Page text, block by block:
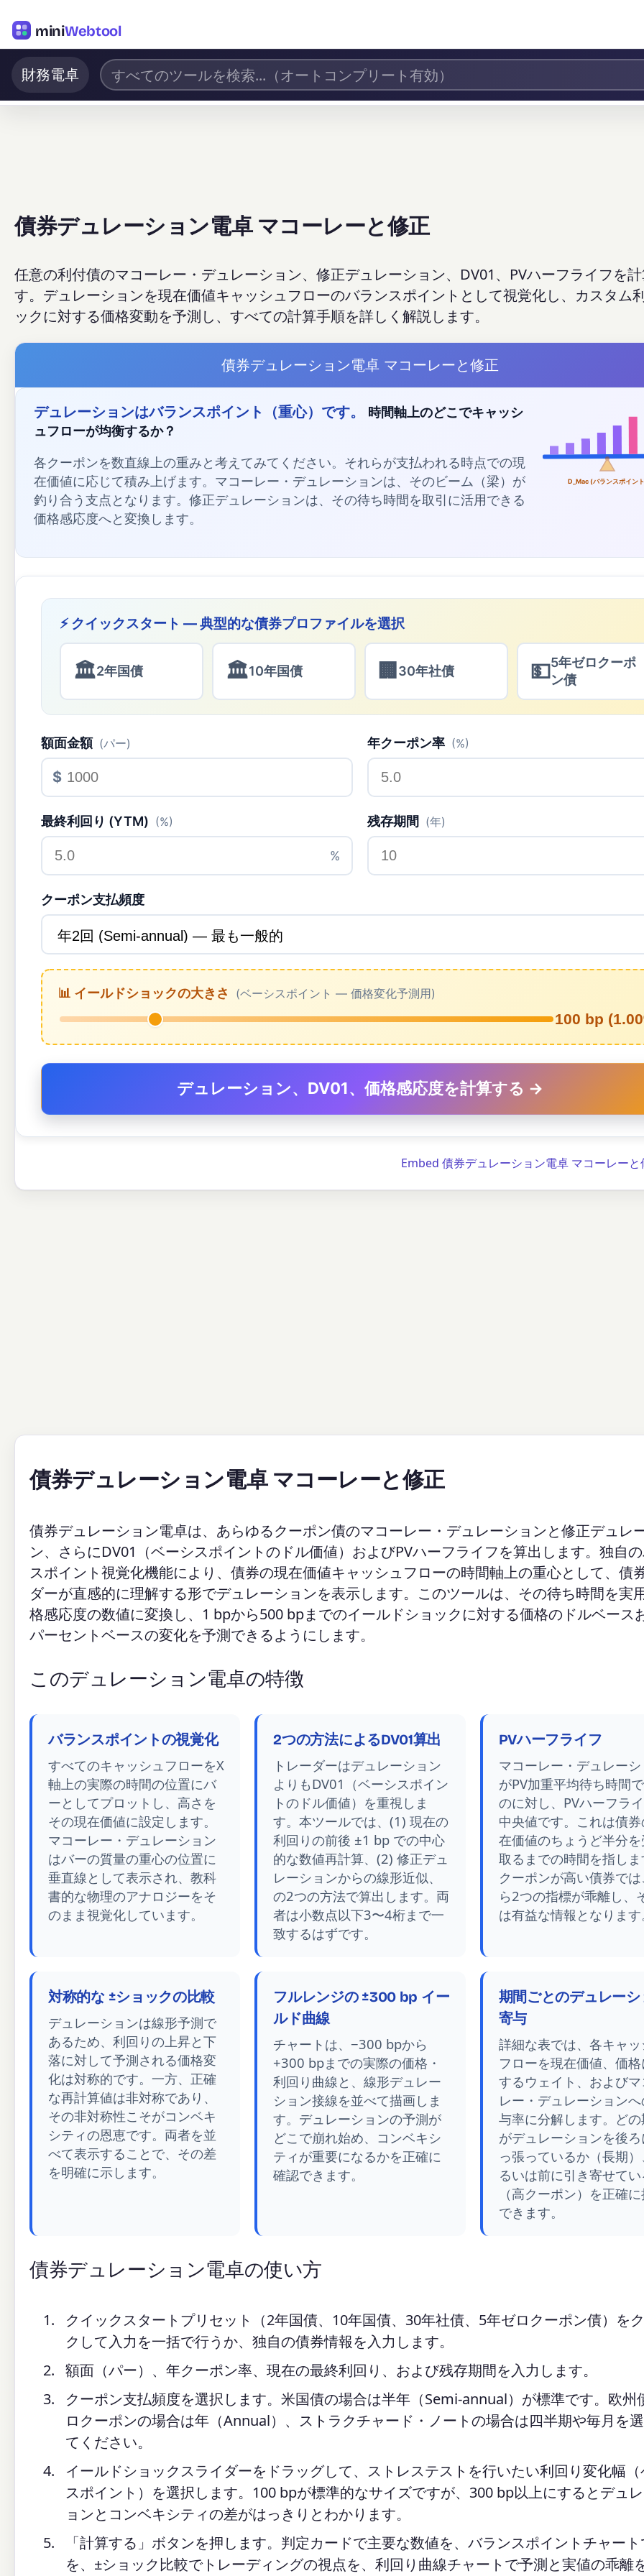
miniWebtool
財務電卓
債券デュレーション電卓 マコーレーと修正
任意の利付債のマコーレー・デュレーション、修正デュレーション、DV01、PVハーフライフを
す。デュレーションを現在価値キャッシュフローのバランスポイントとして視覚化し、カスタム
ックに対する価格変動を予測し、すべての計算手順を詳しく解説します。
債券デュレーション電卓 マコーレーと修正
デュレーションはバランスポイント（重心）です。
時間軸上のどこでキャッシ
ュフローが均衡するか？
各クーポンを数直線上の重みと考えてみてください。それらが支払われる時点での現
在価値に応じて積み上げます。マコーレー・デュレーションは、そのビーム（梁）が
釣り合う支点となります。修正デュレーションは、その待ち時間を取引に活用できる
価格感応度へと変換します。
D_Mac (バランスポイン
⚡ クイックスタート — 典型的な債券プロファイルを選択
🏛2年国債 🏛10年国債 🏢 30年社債 💵5年ゼロクーポ
ン債
額面金額 (パー)
$
年クーポン率 (%)
最終利回り (YTM) (%)
%
残存期間 (年)
クーポン支払頻度
📊 イールドショックの大きさ (ベーシスポイント — 価格変化予測用)
100 bp
デュレーション、DV01、価格感応度を計算する →
Embed 債券デュレーション電卓 マコーレー
債券デュレーション電卓 マコーレーと修正
債券デュレーション電卓は、あらゆるクーポン債のマコーレー・デュレーションと修正デュレ
ン、さらにDV01（ベーシスポイントのドル価値）およびPVハーフライフを算出します。独自
スポイント視覚化機能により、債券の現在価値キャッシュフローの時間軸上の重心として、債
ダーが直感的に理解する形でデュレーションを表示します。このツールは、その待ち時間を実
格感応度の数値に変換し、1 bpから500 bpまでのイールドショックに対する価格のドルベース
パーセントベースの変化を予測できるようにします。
このデュレーション電卓の特徴
バランスポイントの視覚化
すべてのキャッシュフローをX
軸上の実際の時間の位置にバ
ーとしてプロットし、高さを
その現在価値に設定します。
マコーレー・デュレーション
はバーの質量の重心の位置に
垂直線として表示され、教科
書的な物理のアナロジーをそ
のまま視覚化しています。
2つの方法によるDV01算出
トレーダーはデュレーション
よりもDV01（ベーシスポイン
トのドル価値）を重視しま
す。本ツールでは、(1) 現在の
利回りの前後 ±1 bp での中心
的な数値再計算、(2) 修正デュ
レーションからの線形近似、
の2つの方法で算出します。両
者は小数点以下3〜4桁まで一
致するはずです。
PVハーフライフ
マコーレー・デュレー
がPV加重平均待ち時間
のに対し、PVハーフラ
中央値です。これは債
在価値のちょうど半分
取るまでの時間を指し
クーポンが高い債券で
ら2つの指標が乖離し、
は有益な情報となりま
対称的な ±ショックの比較
デュレーションは線形予測で
あるため、利回りの上昇と下
落に対して予測される価格変
化は対称的です。一方、正確
な再計算値は非対称であり、
その非対称性こそがコンベキ
シティの恩恵です。両者を並
べて表示することで、その差
を明確に示します。
フルレンジの ±300 bp イー
ルド曲線
チャートは、−300 bpから
+300 bpまでの実際の価格・
利回り曲線と、線形デュレー
ション接線を並べて描画しま
す。デュレーションの予測が
どこで崩れ始め、コンベキシ
ティが重要になるかを正確に
確認できます。
期間ごとのデュレーシ
寄与
詳細な表では、各キャ
フローを現在価値、価
するウェイト、および
レー・デュレーション
与率に分解します。ど
がデュレーションを後
っ張っているか（長期
るいは前に引き寄せて
（高クーポン）を正確
できます。
債券デュレーション電卓の使い方
クイックスタートプリセット（2年国債、10年国債、30年社債、5年ゼロクーポン債）を
クして入力を一括で行うか、独自の債券情報を入力します。
額面（パー）、年クーポン率、現在の最終利回り、および残存期間を入力します。
クーポン支払頻度を選択します。米国債の場合は半年（Semi-annual）が標準です。欧州
ロクーポンの場合は年（Annual）、ストラクチャード・ノートの場合は四半期や毎月を
てください。
イールドショックスライダーをドラッグして、ストレステストを行いたい利回り変化幅
スポイント）を選択します。100 bpが標準的なサイズですが、300 bp以上にするとデュ
ョンとコンベキシティの差がはっきりとわかります。
「計算する」ボタンを押します。判定カードで主要な数値を、バランスポイントチャー
を、±ショック比較でトレーディングの視点を、利回り曲線チャートで予測と実値の乖離